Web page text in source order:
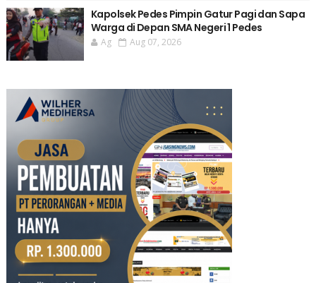
Kapolsek Pedes Pimpin Gatur Pagi dan Sapa
Warga di Depan SMA Negeri 1 Pedes
Ag Aug 07, 2026